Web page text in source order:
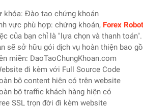
khóa: Đào tạo chứng khoán
vực phù hợp: chứng khoán, Forex Robot
của bạn chỉ là "lựa chọn và thanh
sẽ sở hữu gói dịch vụ hoàn thiện bao
miền: DaoTaoChungKhoan.com
đi kèm với Full Source Code
bộ content hiện có trên website
bộ traffic khách hàng hiện có
SSL trọn đời đi kèm website